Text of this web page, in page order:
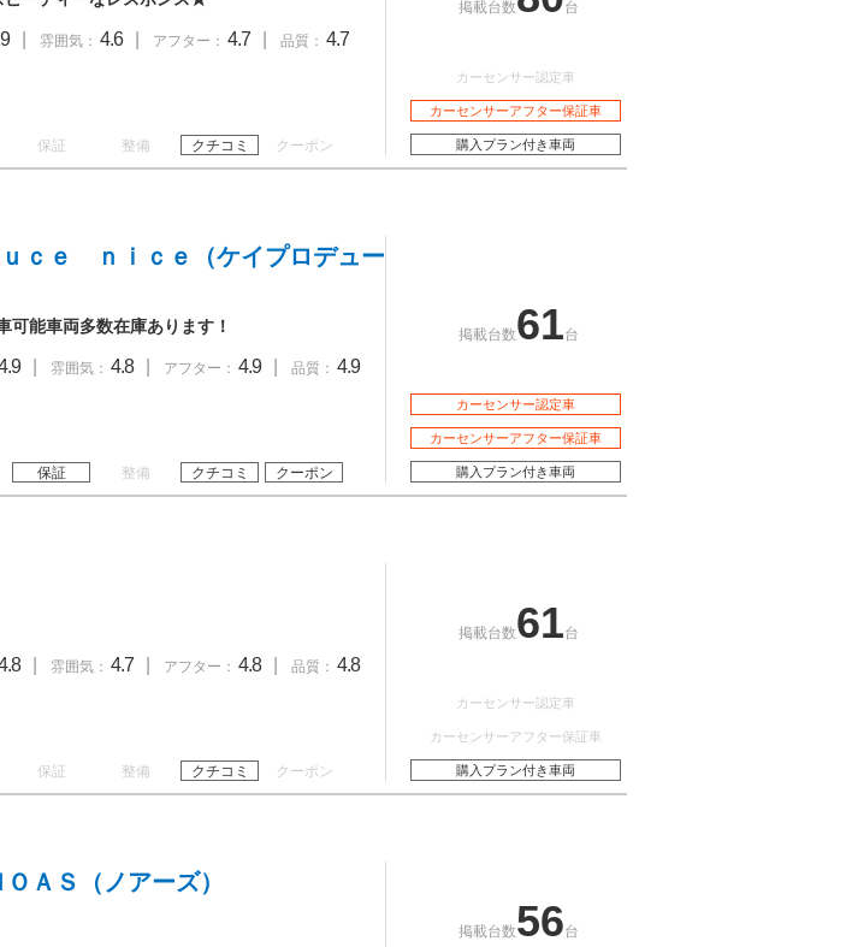
雰囲気： 4.6 アフター： 4.7 品質： 4.7
保証 整備 クチコミ クーポン
掲載台数 台
カーセンサー認定車
カーセンサーアフター保証車
購入プラン付き車両
ｃｅ ｎｉｃｅ（ケイプロデュー
可能車両多数在庫あります！
雰囲気： 4.8 アフター： 4.9 品質： 4.9
保証 整備 クチコミ クーポン
掲載台数61台
カーセンサー認定車
カーセンサーアフター保証車
購入プラン付き車両
雰囲気： 4.7 アフター： 4.8 品質： 4.8
保証 整備 クチコミ クーポン
掲載台数61台
カーセンサー認定車
カーセンサーアフター保証車
購入プラン付き車両
ＡＳ（ノアーズ）
掲載台数56台